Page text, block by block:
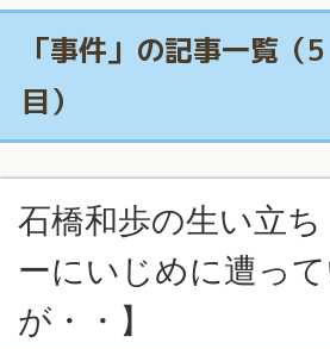
「事件」の記事一覧
目）
石橋和歩の生い立
ーにいじめに遭っ
が・・】